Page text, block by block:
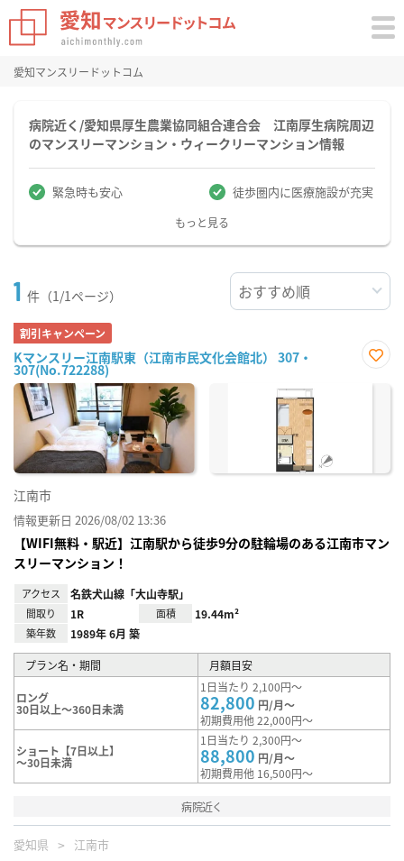
愛知マンスリードットコム
病院近く/愛知県厚生農業協同組合連合会 江南厚生病院周辺
のマンスリーマンション・ウィークリーマンション情報
緊急時も安心 徒歩圏内に医療施設が充実
もっと見る
1 件（1/1ページ）
割引キャンペーン
Kマンスリー江南駅東（江南市民文化会館北） 307・
307(No.722288)
に入
江南市
情報更新日 2026/08/02 13:36
【WIFI無料・駅近】江南駅から徒歩9分の駐輪場のある江南市マン
スリーマンション！
アクセス 名鉄犬山線「大山寺駅」
間取り 1R 面積 19.44m²
築年数 1989年 6月 築
プラン名・期間 月額目安
ロング
30日以上～360日未満
1日当たり 2,100円～
82,800 円/月～
初期費用他 22,000円～
ショート【7日以上】
～30日未満
1日当たり 2,300円～
88,800 円/月～
初期費用他 16,500円～
病院近く
愛知県 江南市